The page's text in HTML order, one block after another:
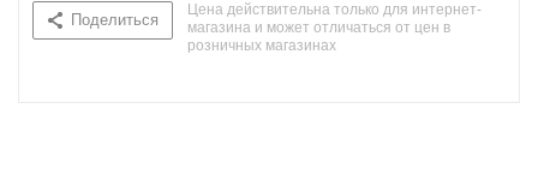
Поделиться
Цена действительна только для интернет-
магазина и может отличаться от цен в
розничных магазинах